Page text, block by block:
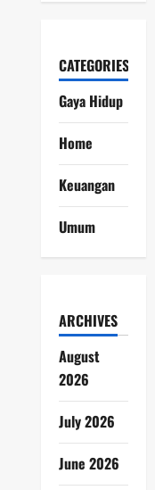
CATEGORIES
Gaya Hidup
Home
Keuangan
Umum
ARCHIVES
August
2026
July 2026
June 2026